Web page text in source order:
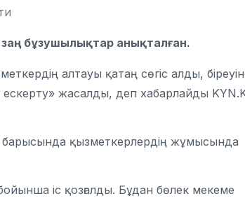
бұзушылықтар анықталған.
алтауы қатаң сөгіс алды,
ескерту» жасалды, деп хабарлайды
қызметкерлердің жұмысында
іс қозғалды. Бұдан бөлек мекеме